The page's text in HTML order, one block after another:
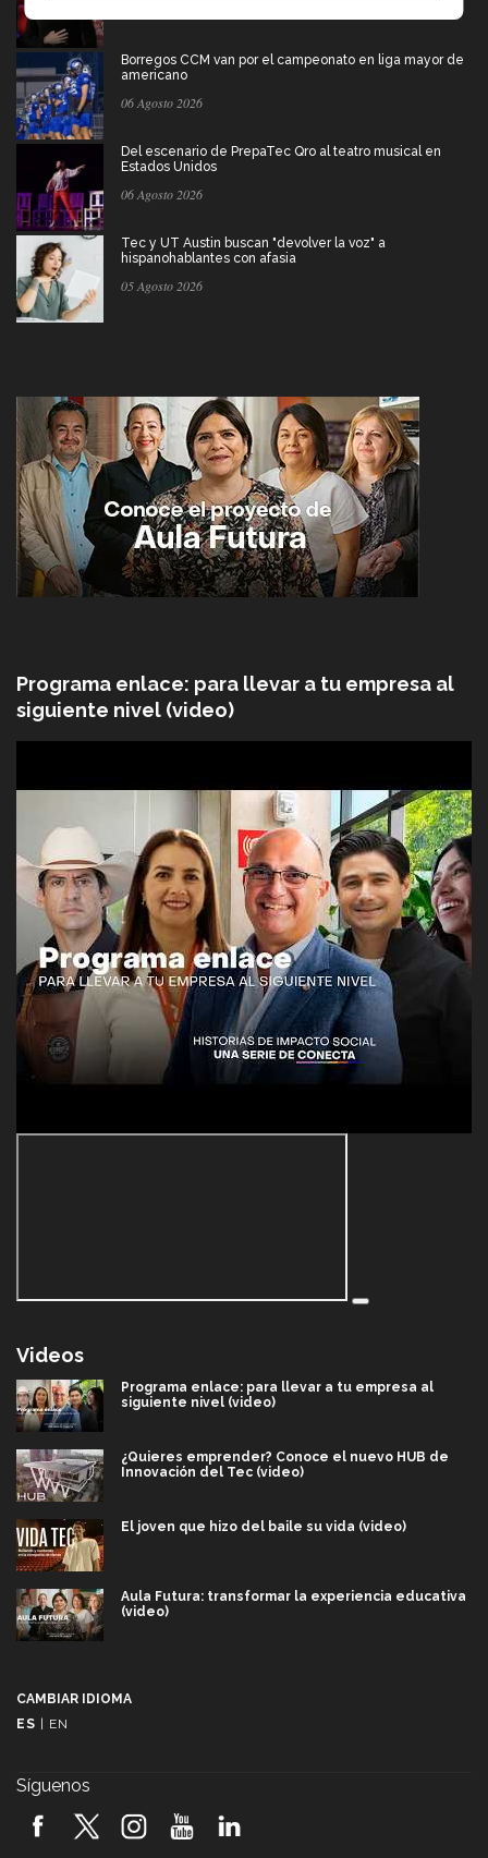
Borregos CCM van por el campeonato en liga mayor de
americano
06 Agosto 2026
Del escenario de PrepaTec Qro al teatro musical en
Estados Unidos
06 Agosto 2026
Tec y UT Austin buscan "devolver la voz" a
hispanohablantes con afasia
05 Agosto 2026
Programa enlace: para llevar a tu empresa al
siguiente nivel (video)
Videos
Programa enlace: para llevar a tu empresa al
siguiente nivel (video)
¿Quieres emprender? Conoce el nuevo HUB de
Innovación del Tec (video)
El joven que hizo del baile su vida (video)
Aula Futura: transformar la experiencia educativa
(video)
2026! (video)
CAMBIAR IDIOMA
ES | EN
Síguenos